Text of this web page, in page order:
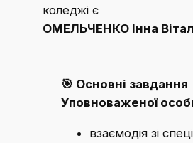
коледжі є
ОМЕЛЬЧЕНКО Інна
🎯 Основні завдання
Уповноваженої
взаємодія зі